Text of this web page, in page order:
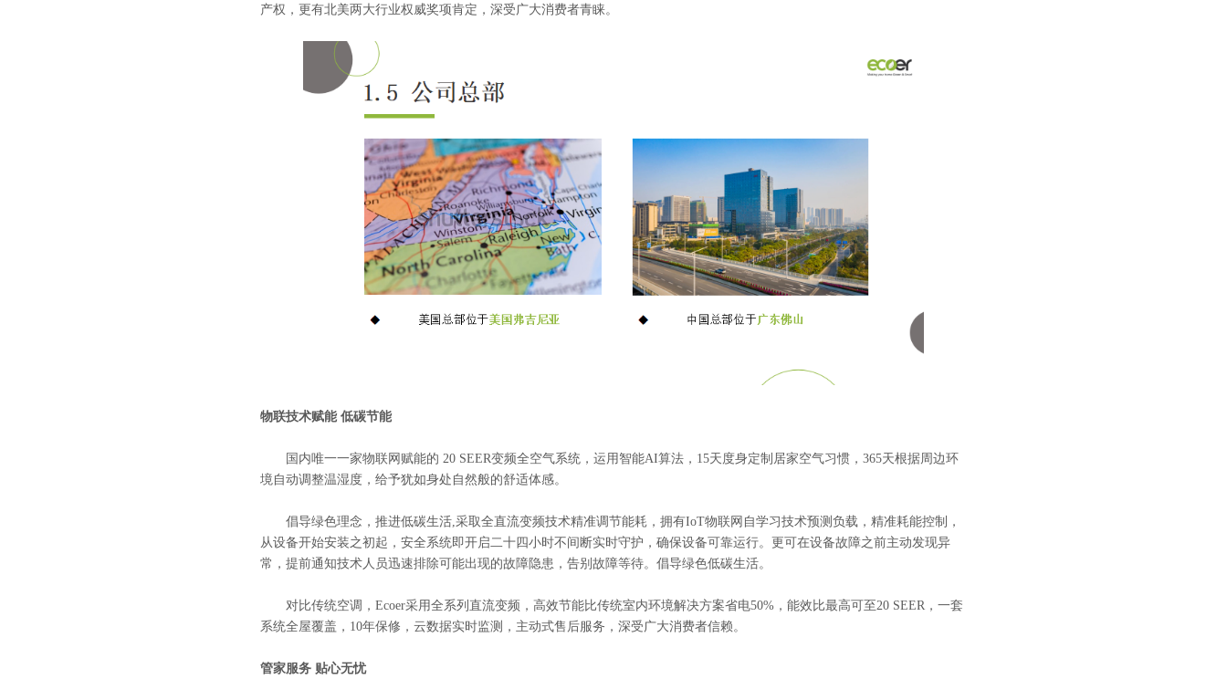
产权，更有北美两大行业权威奖项肯定，深受广大消费者青睐。
物联技术赋能 低碳节能
国内唯一一家物联网赋能的 20 SEER变频全空气系统，运用智能AI算法，15天度身定制居家空气习惯，365天根据周边环
境自动调整温湿度，给予犹如身处自然般的舒适体感。
倡导绿色理念，推进低碳生活,采取全直流变频技术精准调节能耗，拥有IoT物联网自学习技术预测负载，精准耗能控制，
从设备开始安装之初起，安全系统即开启二十四小时不间断实时守护，确保设备可靠运行。更可在设备故障之前主动发现异
常，提前通知技术人员迅速排除可能出现的故障隐患，告别故障等待。倡导绿色低碳生活。
对比传统空调，Ecoer采用全系列直流变频，高效节能比传统室内环境解决方案省电50%，能效比最高可至20 SEER，一套
系统全屋覆盖，10年保修，云数据实时监测，主动式售后服务，深受广大消费者信赖。
管家服务 贴心无忧